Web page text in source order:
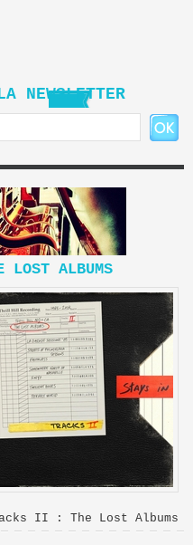
NEWSLETTER
ALBUMS
II : The Lost Albums